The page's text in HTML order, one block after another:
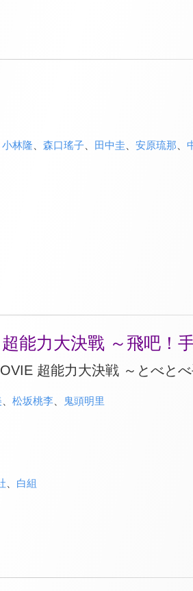
小林隆 森口瑤子、 田中圭 安原琉那
能力大決戰 ～飛吧！
超能力大決戦 ～とべと
松坂桃李 鬼頭明里
白組